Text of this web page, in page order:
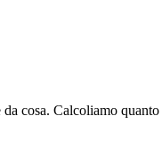
cosa. Calcoliamo